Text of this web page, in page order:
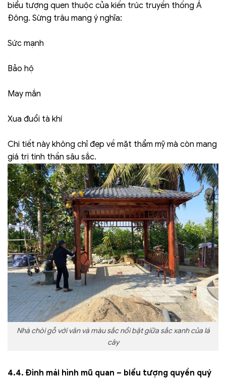
biểu tượng quen thuộc của kiến trúc truyền thống Á
Đông. Sừng trâu mang ý nghĩa:
Sức mạnh
Bảo hộ
May mắn
Xua đuổi tà khí
Chi tiết này không chỉ đẹp về mặt thẩm mỹ mà còn mang
giá trị tinh thần sâu sắc.
Nhà chòi gỗ với vân và màu sắc nổi bật giữa sắc xanh của lá
cây
4.4. Đỉnh mái hình mũ quan – biểu tượng quyền quý